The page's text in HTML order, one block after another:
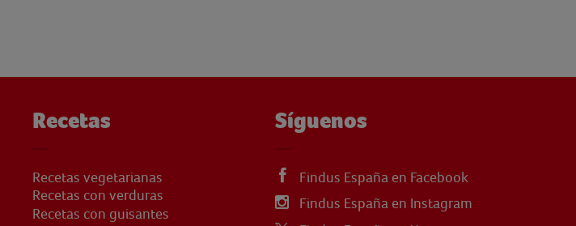
Recetas
Recetas vegetarianas
Recetas con verduras
Recetas con guisantes
Síguenos
Findus España en Facebook
Findus España en Instagram